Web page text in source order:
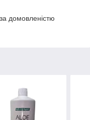
домовленістю